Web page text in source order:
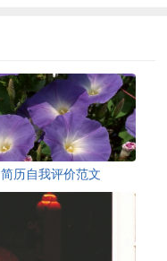
简历自我评价范文